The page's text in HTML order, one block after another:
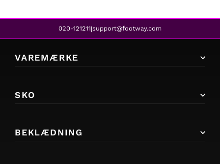
020-121211|support@footway.com
VAREMÆRKE
SKO
BEKLÆDNING